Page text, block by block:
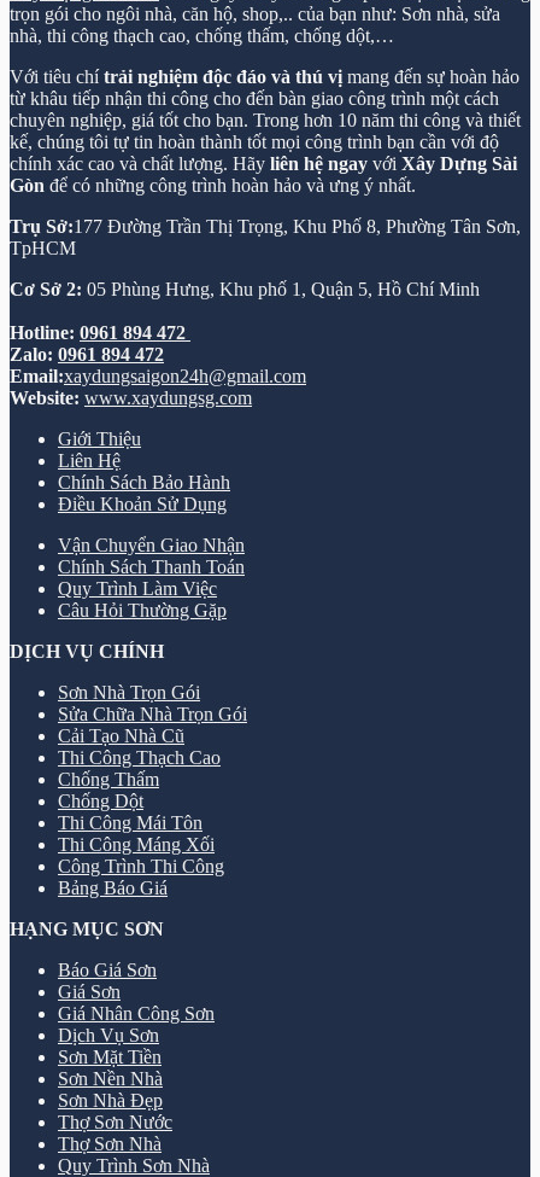
trọn gói cho ngôi nhà, căn hộ, shop,.. của bạn như: Sơn nhà, sửa
nhà, thi công thạch cao, chống thấm, chống dột,…
Với tiêu chítrải nghiệm độc đáo và thú vị mang đến sự hoàn hảo
từ khâu tiếp nhận thi công cho đến bàn giao công trình một cách
chuyên nghiệp, giá tốt cho bạn. Trong hơn 10 năm thi công và thiết
kế, chúng tôi tự tin hoàn thành tốt mọi công trình bạn cần với độ
chính xác cao và chất lượng. Hãy liên hệ ngay với Xây Dựng Sài
Gòn để có những công trình hoàn hảo và ưng ý nhất.
Trụ Sở:177 Đường Trần Thị Trọng, Khu Phố 8, Phường Tân Sơn,
TpHCM
Cơ Sở 2: 05 Phùng Hưng, Khu phố 1, Quận 5, Hồ Chí Minh
Hotline: 0961 894 472
Zalo: 0961 894 472
Email:xaydungsaigon24h@gmail.com
Website: www.xaydungsg.com
Giới Thiệu
Liên Hệ
Chính Sách Bảo Hành
Điều Khoản Sử Dụng
Vận Chuyển Giao Nhận
Chính Sách Thanh Toán
Quy Trình Làm Việc
Câu Hỏi Thường Gặp
DỊCH VỤ CHÍNH
Sơn Nhà Trọn Gói
Sửa Chữa Nhà Trọn Gói
Cải Tạo Nhà Cũ
Thi Công Thạch Cao
Chống Thấm
Chống Dột
Thi Công Mái Tôn
Thi Công Máng Xối
Công Trình Thi Công
Bảng Báo Giá
HẠNG MỤC SƠN
Báo Giá Sơn
Giá Sơn
Giá Nhân Công Sơn
Dịch Vụ Sơn
Sơn Mặt Tiền
Sơn Nền Nhà
Sơn Nhà Đẹp
Thợ Sơn Nước
Thợ Sơn Nhà
Quy Trình Sơn Nhà